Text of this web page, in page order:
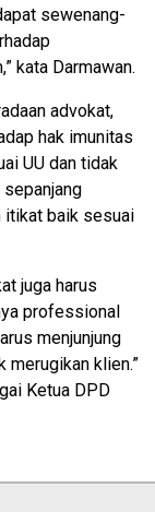
sewenang-
kata Darmawan.
advokat,
hak imunitas
UU dan tidak
itikat baik sesuai
juga harus
professional
menjunjung
klien.”
Ketua DPD